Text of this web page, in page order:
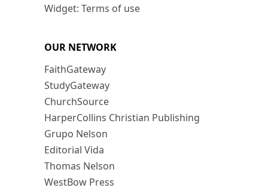
Widget: Terms of use
OUR NETWORK
FaithGateway
StudyGateway
ChurchSource
HarperCollins Christian Publishing
Grupo Nelson
Editorial Vida
Thomas Nelson
WestBow Press